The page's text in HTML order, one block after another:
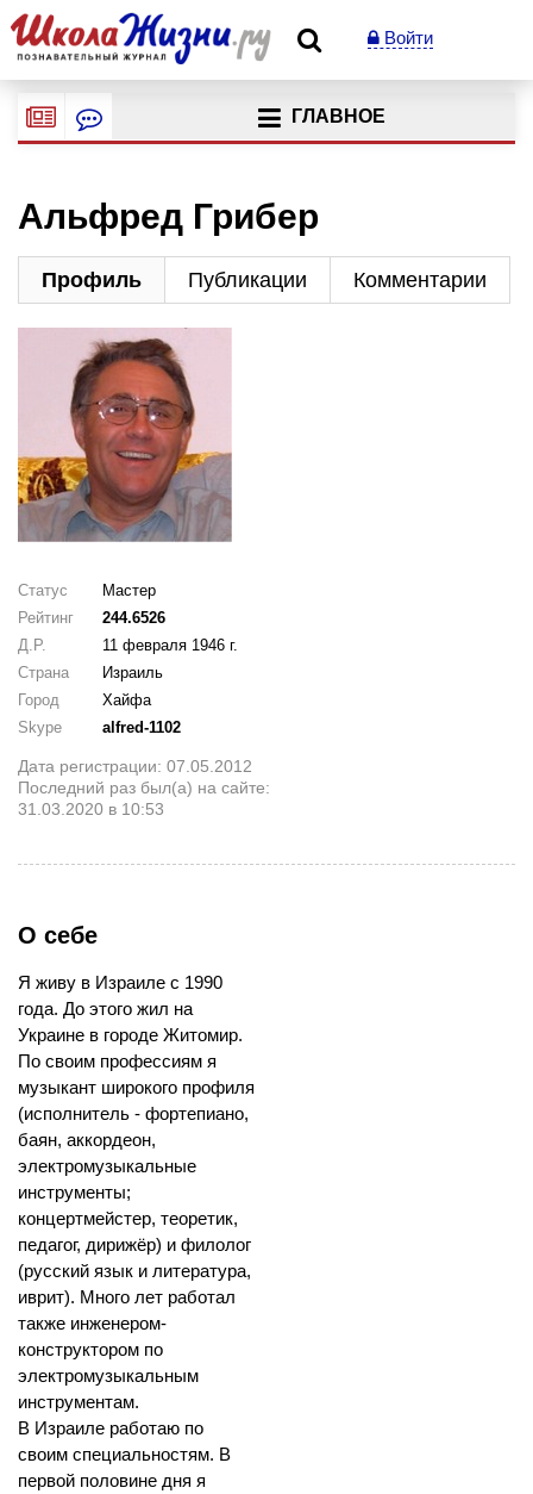
Войти
ГЛАВНОЕ
Альфред Грибер
Профиль Публикации Комментарии
Статус
Мастер
Рейтинг
244.6526
Д.Р.
11 февраля 1946 г.
Страна
Израиль
Город
Хайфа
Skype
alfred-1102
Дата регистрации: 07.05.2012
Последний раз был(а) на сайте:
31.03.2020 в 10:53
О себе
Я живу в Израиле с 1990
года. До этого жил на
Украине в городе Житомир.
По своим профессиям я
музыкант широкого профиля
(исполнитель - фортепиано,
баян, аккордеон,
электромузыкальные
инструменты;
концертмейстер, теоретик,
педагог, дирижёр) и филолог
(русский язык и литература,
иврит). Много лет работал
также инженером-
конструктором по
электромузыкальным
инструментам.
В Израиле работаю по
своим специальностям. В
первой половине дня я